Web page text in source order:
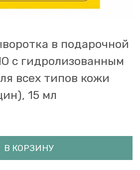
в подарочной
с гидролизованным
всех типов кожи
15 мл
В КОРЗИНУ